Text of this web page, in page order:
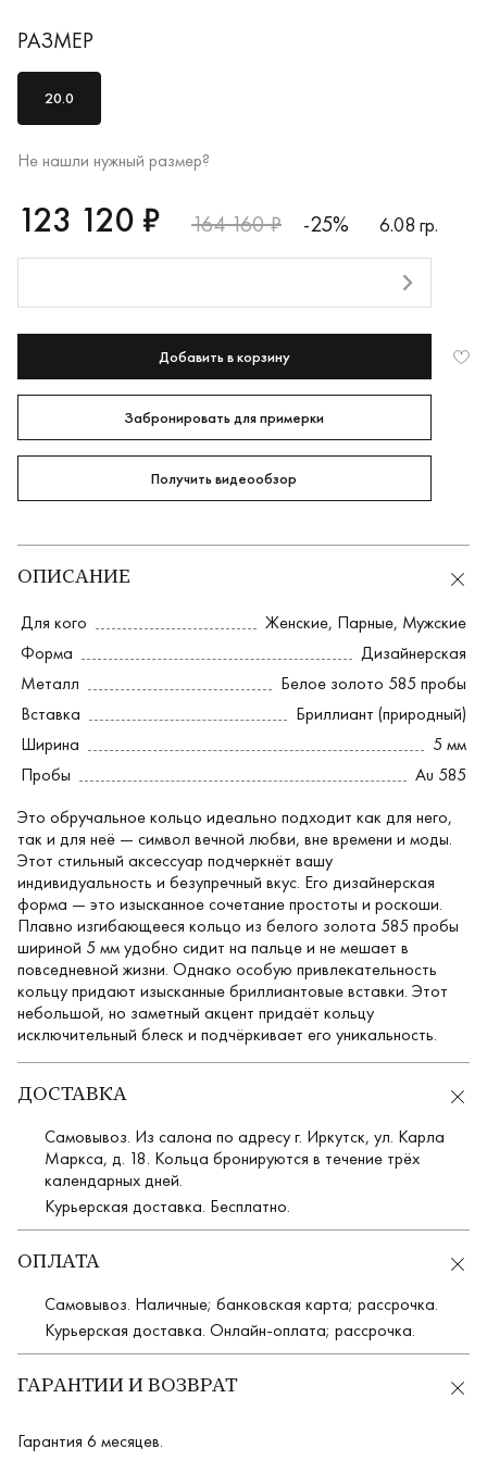
РАЗМЕР
20.0
Не нашли нужный размер?
RUB
123120
123 120 ₽ 164 160 ₽ -25%
6.08 гр.
Добавить в корзину
Забронировать для примерки
Получить видеообзор
ОПИСАНИЕ
Для кого Женские, Парные, Мужские
Форма
Дизайнерская
Металл
Белое золото 585 пробы
Вставка
Бриллиант (природный)
Ширина
5 мм
Пробы
Au 585
Это обручальное кольцо идеально подходит как для него,
так и для неё — символ вечной любви, вне времени и моды.
Этот стильный аксессуар подчеркнёт вашу
индивидуальность и безупречный вкус. Его дизайнерская
форма — это изысканное сочетание простоты и роскоши.
Плавно изгибающееся кольцо из белого золота 585 пробы
шириной 5 мм удобно сидит на пальце и не мешает в
повседневной жизни. Однако особую привлекательность
кольцу придают изысканные бриллиантовые вставки. Этот
небольшой, но заметный акцент придаёт кольцу
исключительный блеск и подчёркивает его уникальность.
ДОСТАВКА
Самовывоз. Из салона по адресу г. Иркутск, ул. Карла
Маркса, д. 18. Кольца бронируются в течение трёх
календарных дней.
Курьерская доставка. Бесплатно.
ОПЛАТА
Самовывоз. Наличные; банковская карта; рассрочка.
Курьерская доставка. Онлайн-оплата; рассрочка.
ГАРАНТИИ И ВОЗВРАТ
Гарантия 6 месяцев.